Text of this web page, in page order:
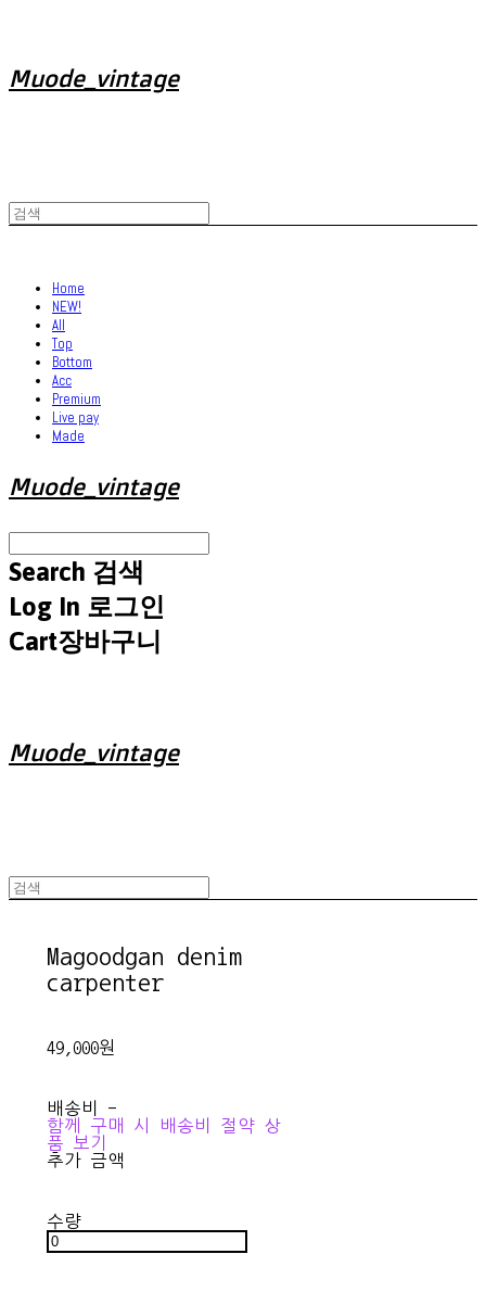
Muode_vintage
Home
NEW!
All
Top
Bottom
Acc
Premium
Live pay
Made
Muode_vintage
Search 검색
Log In 로그인
Cart장바구니
Muode_vintage
Magoodgan denim
carpenter
49,000원
배송비 -
함께 구매 시 배송비 절약 상
품 보기
추가 금액
수량